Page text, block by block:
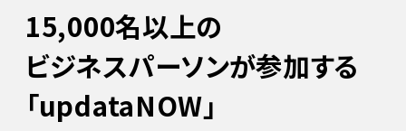
15,000名以上の
ビジネスパーソンが参加する
「updataNOW」